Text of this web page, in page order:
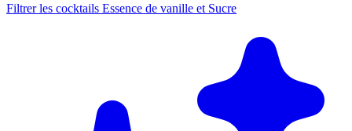
Filtrer les cocktails Essence de vanille et Sucre